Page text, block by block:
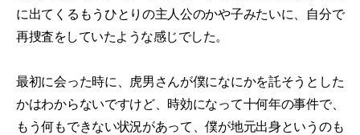
に出てくるもうひとりの主人公のかや子みたいに、自分で
再捜査をしていたような感じでした。
最初に会った時に、虎男さんが僕になにかを託そうとした
かはわからないですけど、時効になって十何年の事件で、
もう何もできない状況があって、僕が地元出身というのも